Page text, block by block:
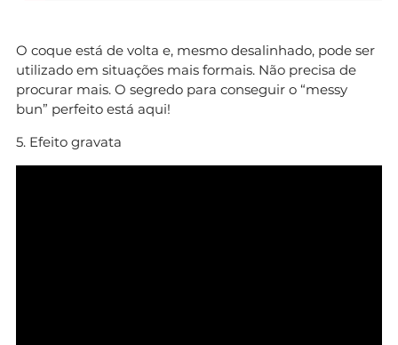
O coque está de volta e, mesmo desalinhado, pode ser
utilizado em situações mais formais. Não precisa de
procurar mais. O segredo para conseguir o “messy
bun” perfeito está aqui!
5. Efeito gravata